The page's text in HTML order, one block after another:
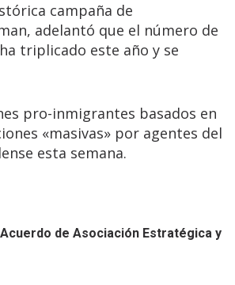
campaña de
adelantó que el número de
triplicado este año y se
pro-inmigrantes basados en
«masivas» por agentes del
esta semana.
de Asociación Estratégica y